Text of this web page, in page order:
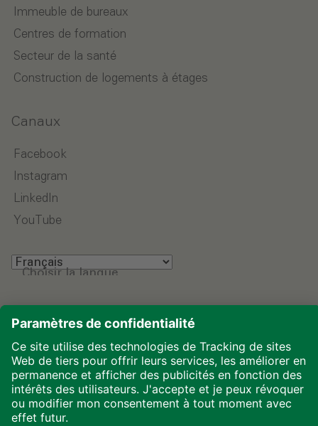
Immeuble de bureaux
Centres de formation
Secteur de la santé
Construction de logements à étages
Canaux
Facebook
Instagram
LinkedIn
YouTube
Choisir la langue
Mentions légales
Protection des données
Téléchargements